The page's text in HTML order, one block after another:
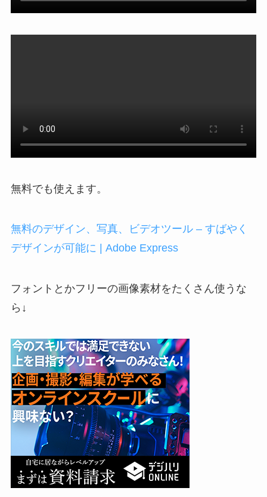
無料でも使えます。
無料のデザイン、写真、ビデオツール – すばやく
デザインが可能に | Adobe Express
フォントとかフリーの画像素材をたくさん使うな
ら↓